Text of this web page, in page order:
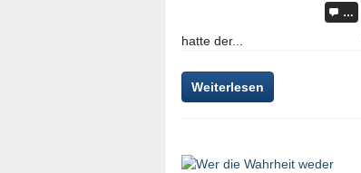
…
hatte der...
Weiterlesen